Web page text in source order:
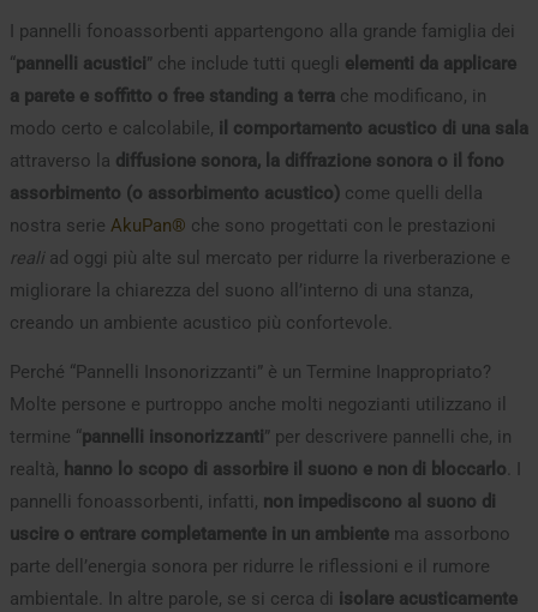
I pannelli fonoassorbenti appartengono alla grande famiglia dei
“pannelli acustici” che include tutti quegli elementi da applicare
a parete e soffitto o free standing a terrache modificano, in
modo certo e calcolabile, il comportamento acustico di una sala
attraverso la diffusione sonora, la diffrazione sonora o il fono
assorbimento (o assorbimento acustico)come quelli della
nostra serie AkuPan® che sono progettati con le prestazioni
realiad oggi più alte sul mercato per ridurre la riverberazione e
migliorare la chiarezza del suono all’interno di una stanza,
creando un ambiente acustico più confortevole.
Perché “Pannelli Insonorizzanti” è un Termine Inappropriato?
Molte persone e purtroppo anche molti negozianti utilizzano il
termine “pannelli insonorizzanti” per descrivere pannelli che, in
realtà, hanno lo scopo di assorbire il suono e non di bloccarlo. I
pannelli fonoassorbenti, infatti, non impediscono al suono di
uscire o entrare completamente in un ambientema assorbono
parte dell’energia sonora per ridurre le riflessioni e il rumore
ambientale. In altre parole, se si cerca di isolare acusticamente